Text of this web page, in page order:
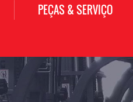
PEÇAS & SERVIÇO